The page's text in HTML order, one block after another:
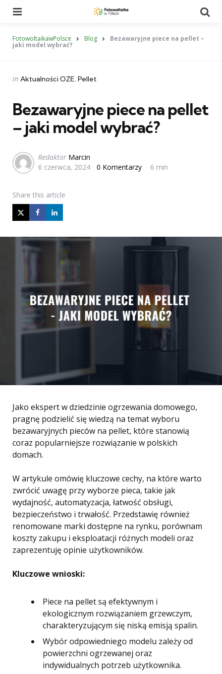
FotowoltaikawPolsce Blog Bezawaryjne piece na pellet –
jaki model wybrać?
Categories
Posted
in Aktualności OZE Pellet
Bezawaryjne piece na pellet
– jaki model wybrać?
Posted
by
Redaktor Marcin
6 czerwca, 2024
0 Komentarzy 6 min
Share this article
Jako ekspert w dziedzinie ogrzewania domowego,
pragnę podzielić się wiedzą na temat wyboru
bezawaryjnych pieców na pellet, które stanowią
coraz popularniejsze rozwiązanie w polskich
domach.
W artykule omówię kluczowe cechy, na które warto
zwrócić uwagę przy wyborze pieca, takie jak
wydajność, automatyzacja, łatwość obsługi,
bezpieczeństwo i trwałość. Przedstawię również
renomowane marki dostępne na rynku, porównam
koszty zakupu i eksploatacji różnych modeli oraz
zaprezentuję opinie użytkowników.
Kluczowe wnioski:
Piece na pellet są efektywnym i
ekologicznym rozwiązaniem grzewczym,
charakteryzującym się niską emisją spalin.
Wybór odpowiedniego modelu zależy od
powierzchni ogrzewanej oraz
indywidualnych potrzeb użytkownika.